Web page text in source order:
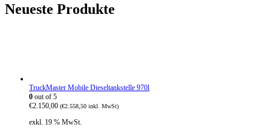
Neueste Produkte
TruckMaster Mobile Dieseltankstelle 970l
0 out of 5
€2.150,00 (€2.558,50 inkl. MwSt)
exkl. 19 % MwSt.